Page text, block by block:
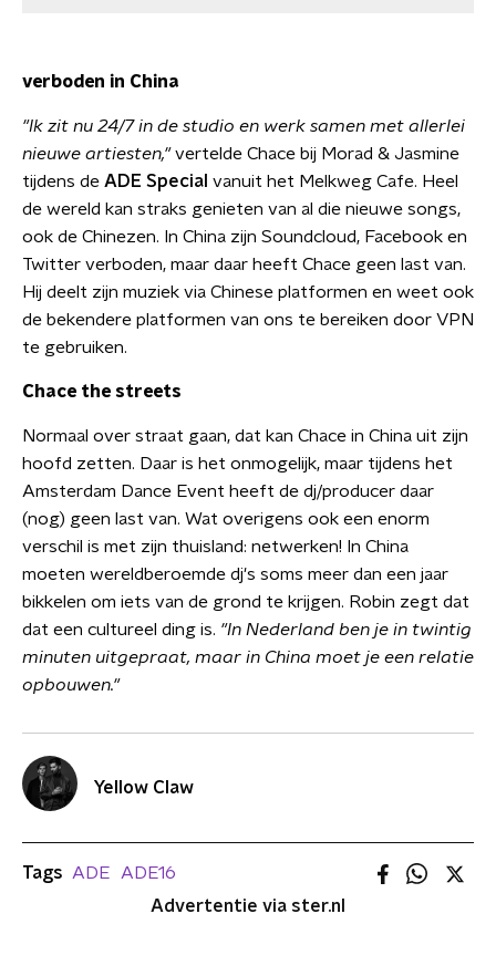
verboden in China
"Ik zit nu 24/7 in de studio en werk samen met allerlei
nieuwe artiesten,"vertelde Chace bij Morad & Jasmine
tijdens de ADE Special vanuit het Melkweg Cafe. Heel
de wereld kan straks genieten van al die nieuwe songs,
ook de Chinezen. In China zijn Soundcloud, Facebook en
Twitter verboden, maar daar heeft Chace geen last van.
Hij deelt zijn muziek via Chinese platformen en weet ook
de bekendere platformen van ons te bereiken door VPN
te gebruiken.
Chace the streets
Normaal over straat gaan, dat kan Chace in China uit zijn
hoofd zetten. Daar is het onmogelijk, maar tijdens het
Amsterdam Dance Event heeft de dj/producer daar
(nog) geen last van. Wat overigens ook een enorm
verschil is met zijn thuisland: netwerken! In China
moeten wereldberoemde dj's soms meer dan een jaar
bikkelen om iets van de grond te krijgen. Robin zegt dat
dat een cultureel ding is. "In Nederland ben je in twintig
minuten uitgepraat, maar in China moet je een relatie
opbouwen."
Yellow Claw
Tags ADE
ADE16
Advertentie via ster.nl